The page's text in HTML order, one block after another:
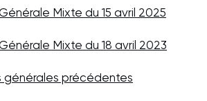
Mixte du 15 avril 2025
Mixte du 18 avril 2023
générales précédentes